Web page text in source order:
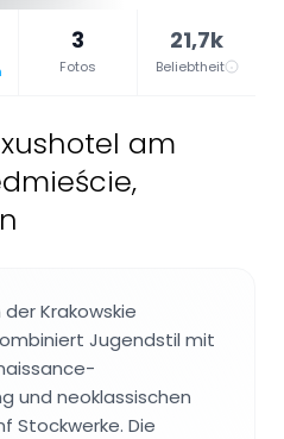
3
Fotos
21,7k
Beliebtheit
am
Krakowskie
Jugendstil mit
und neoklassischen
Stockwerke. Die